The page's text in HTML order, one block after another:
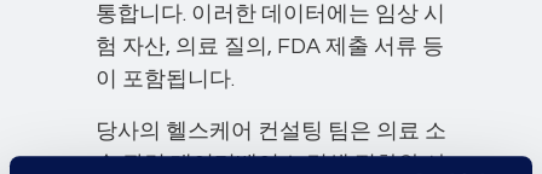
통합니다. 이러한 데이터에는 임상 시
험 자산, 의료 질의, FDA 제출 서류 등
이 포함됩니다.
당사의 헬스케어 컨설팅 팀은 의료 소
송 관련 데이터베이스 검색 절차와 사